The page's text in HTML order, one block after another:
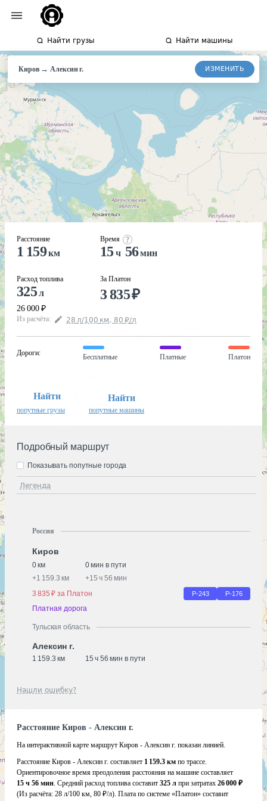
Найти грузы Найти машины
Киров→Алексинг. ИЗМЕНИТЬ
Расстояние
1 159км
Расход топлива
325л
26 000 ₽
Время
15 ч 56мин
За Платон
3 835₽
Из расчёта: 28 л/100 км, 80 ₽/л
Дороги:
Бесплатные Платные Платон
Найти
попутные грузы
Найти
попутные машины
Подробный маршрут
Легенда
Показывать попутные города
Россия
Киров
0 км
0 мин в пути
+1 159.3 км +15 ч 56 мин
3 835 ₽ за Платон
Р-243 Р-176
Платная дорога
Тульская область
Алексин г.
1 159.3 км 15 ч 56 мин в пути
Нашли ошибку?
Расстояние Киров - Алексин г.
На интерактивной карте маршрут Киров - Алексин г. показан линией.
Расстояние Киров - Алексин г. составляет 1 159.3 км по трассе.
Ориентировочное время преодоления расстояния на машине составляет
15 ч 56 мин. Средний расход топлива составит 325 л при затратах 26 000 ₽
(Из расчёта: 28 л/100 км, 80 ₽/л). Плата по системе «Платон» составит